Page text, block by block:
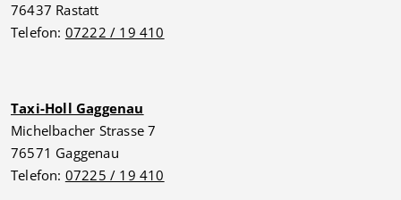
76437 Rastatt
Telefon: 07222 / 19 410
Taxi-Holl Gaggenau
Michelbacher Strasse 7
76571 Gaggenau
Telefon: 07225 / 19 410